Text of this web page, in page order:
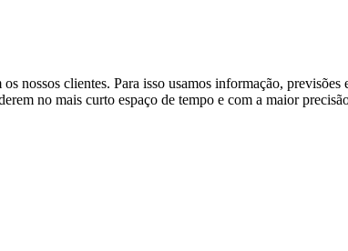
clientes. Para isso usamos informação, previsões
no mais curto espaço de tempo e com a maior